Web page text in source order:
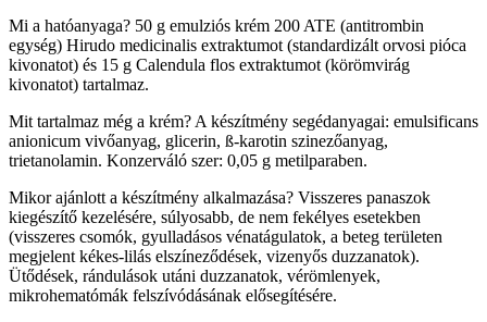
Mi a hatóanyaga? 50 g emulziós krém 200 ATE (antitrombin
egység) Hirudo medicinalis extraktumot (standardizált orvosi pióca
kivonatot) és 15 g Calendula flos extraktumot (körömvirág
kivonatot) tartalmaz.
Mit tartalmaz még a krém? A készítmény segédanyagai: emulsificans
anionicum vivőanyag, glicerin, ß-karotin szinezőanyag,
trietanolamin. Konzerváló szer: 0,05 g metilparaben.
Mikor ajánlott a készítmény alkalmazása? Visszeres panaszok
kiegészítő kezelésére, súlyosabb, de nem fekélyes esetekben
(visszeres csomók, gyulladásos vénatágulatok, a beteg területen
megjelent kékes-lilás elszíneződések, vizenyős duzzanatok).
Ütődések, rándulások utáni duzzanatok, vérömlenyek,
mikrohematómák felszívódásának elősegítésére.